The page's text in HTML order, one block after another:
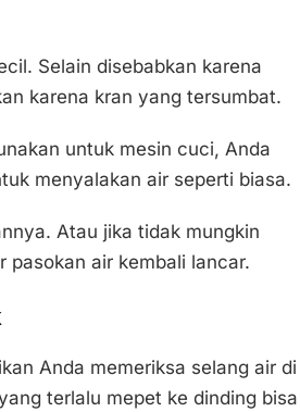
Selain disebabkan karena
karena kran yang tersumbat.
untuk mesin cuci, Anda
menyalakan air seperti biasa.
Atau jika tidak mungkin
pasokan air kembali lancar.
Anda memeriksa selang air di
terlalu mepet ke dinding bisa